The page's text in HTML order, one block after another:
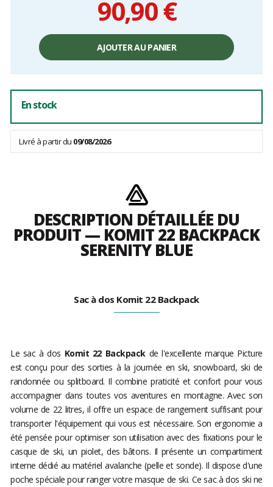
90,90 €
unitaire,
AJOUTER AU PANIER
En stock
Livré à partir du 09/08/2026
DESCRIPTION DÉTAILLÉE DU
PRODUIT — KOMIT 22 BACKPACK
SERENITY BLUE
Sac à dos Komit 22 Backpack
Le sac à dos Komit 22 Backpackde l'excellente marque Picture
est conçu pour des sorties à la journée en ski, snowboard, ski de
randonnée ou splitboard. Il combine praticité et confort pour vous
accompagner dans toutes vos aventures en montagne. Avec son
volume de 22 litres, il offre un espace de rangement suffisant pour
transporter l'équipement qui vous est nécessaire. Son ergonomie a
été pensée pour optimiser son utilisation avec des fixations pour le
casque de ski, un piolet, des bâtons. Il présente un compartiment
interne dédié au matériel avalanche (pelle et sonde). Il dispose d'une
poche spéciale pour ranger votre masque de ski. Ce sac à dos ski ne